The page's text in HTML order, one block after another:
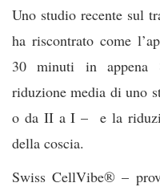
Uno studio recente sul
ha riscontrato come
30 minuti in appena
riduzione media di uno
o da II a I – e la
della coscia.
Swiss CellVibe® –